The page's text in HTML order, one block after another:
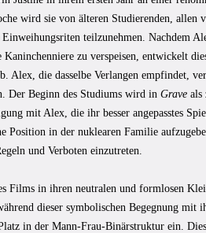
wird sie von älteren Studierenden, allen
Einweihungsriten teilzunehmen. Nachdem
Kaninchenniere zu verspeisen, entwickelt
Alex, die dasselbe Verlangen empfindet,
Der Beginn des Studiums wird in Grave als
mit Alex, die ihr besser angepasstes
Position in der nuklearen Familie
und Verboten einzutreten.
Films in ihren neutralen und formlosen
dieser symbolischen Begegnung
in der Mann-Frau-Binärstruktur ein.